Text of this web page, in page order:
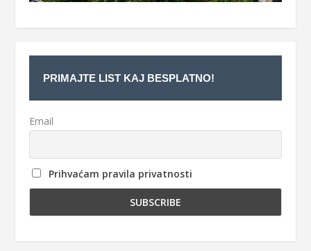
PRIMAJTE LIST KAJ BESPLATNO!
Email
Prihvaćam pravila privatnosti